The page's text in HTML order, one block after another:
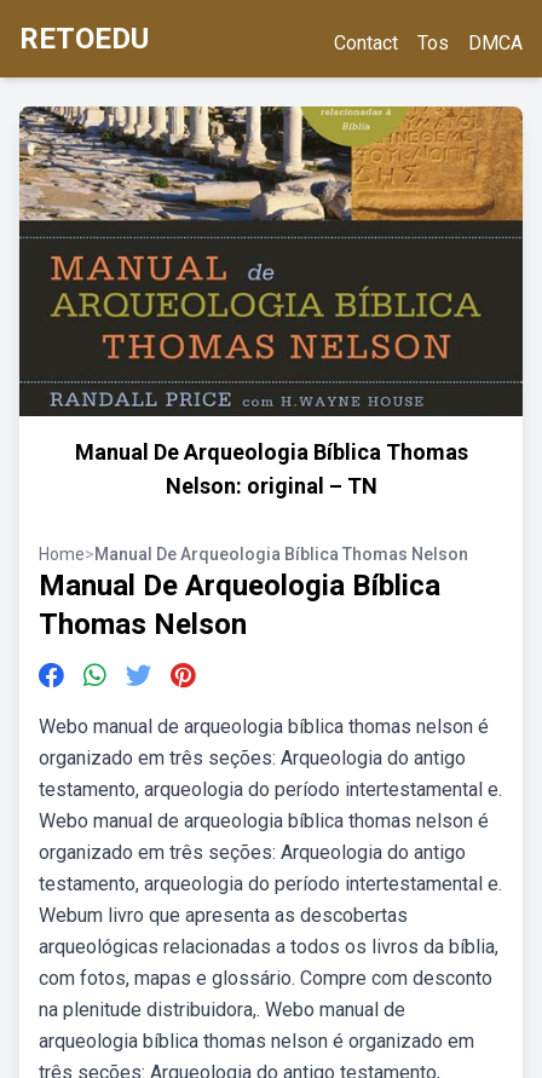
RETOEDU Contact Tos DMCA
Manual De Arqueologia Bíblica Thomas
Nelson: original – TN
Home>Manual De Arqueologia Bíblica Thomas Nelson
Manual De Arqueologia Bíblica
Thomas Nelson
Webo manual de arqueologia bíblica thomas nelson é
organizado em três seções: Arqueologia do antigo
testamento, arqueologia do período intertestamental e.
Webo manual de arqueologia bíblica thomas nelson é
organizado em três seções: Arqueologia do antigo
testamento, arqueologia do período intertestamental e.
Webum livro que apresenta as descobertas
arqueológicas relacionadas a todos os livros da bíblia,
com fotos, mapas e glossário. Compre com desconto
na plenitude distribuidora,. Webo manual de
arqueologia bíblica thomas nelson é organizado em
três seções: Arqueologia do antigo testamento,